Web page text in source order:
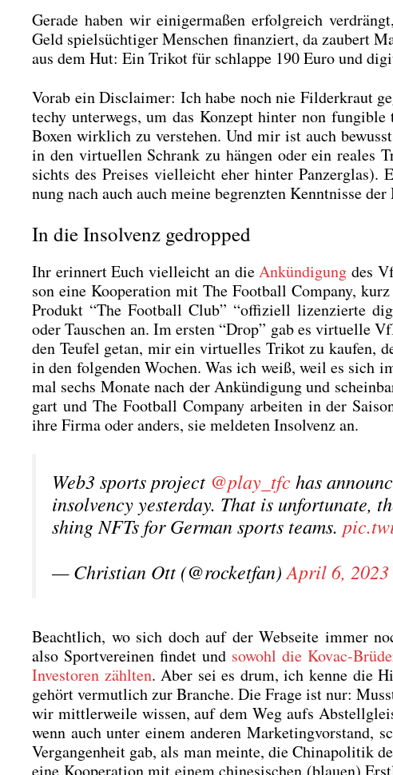
Gera­de haben wir eini­ger­ma­ßen erfolg­reich
Geld spiel­süch­ti­ger Men­schen finan­ziert, da zau­bert
aus dem Hut: Ein Tri­kot für schlap­pe 190 Euro und
Vor­ab ein Dis­clai­mer: Ich habe noch nie Fil­der­kraut
techy unter­wegs, um das Kon­zept hin­ter non
Boxen wirk­lich zu ver­ste­hen. Und mir ist auch
in den vir­tu­el­len Schrank zu hän­gen oder ein rea­les
sichts des Prei­ses viel­leicht eher hin­ter
nung nach auch auch mei­ne begrenz­ten Kennt­nis­se
In die Insolvenz gedropped
Ihr erin­nert Euch viel­leicht an dieAnkün­di­gung des
son eine Koope­ra­ti­on mit The Foot­ball Com­pa­ny,
Pro­dukt “The Foot­ball Club” “offi­zi­ell lizen­zier­te
oder Tau­schen an. Im ers­ten “Drop” gab es vir­tu­el­le
den Teu­fel getan, mir ein vir­tu­el­les Tri­kot zu kau­fen,
in den fol­gen­den Wochen. Was ich weiß, weil es
mal sechs Mona­te nach der Ankün­di­gung und
gart und The Foot­ball Com­pa­ny arbei­ten in der
ihre Fir­ma oder anders, sie mel­de­ten Insol­venz an.
Web3 sports pro­ject @play_tfc has
insol­ven­cy yes­ter­day. That is unfort­u­na­te,
shing NFTs for Ger­man sports teams.
— Chris­ti­an Ott (@rocketfan) April 6, 2023
Beacht­lich, wo sich doch auf der Web­sei­te immer
also Sport­ver­ei­nen fin­det und sowohl die Kovac-
Inves­to­ren zähl­ten. Aber sei es drum, ich ken­ne die
gehört ver­mut­lich zur Bran­che. Die Fra­ge ist nur:
wir mitt­ler­wei­le wis­sen, auf dem Weg aufs
wenn auch unter einem ande­ren Mar­ke­ting­vor­stand,
Ver­gan­gen­heit gab, als man mein­te, die Chi­na­po­li­tik
eine Koope­ra­ti­on mit einem chi­ne­si­schen (blau­en)